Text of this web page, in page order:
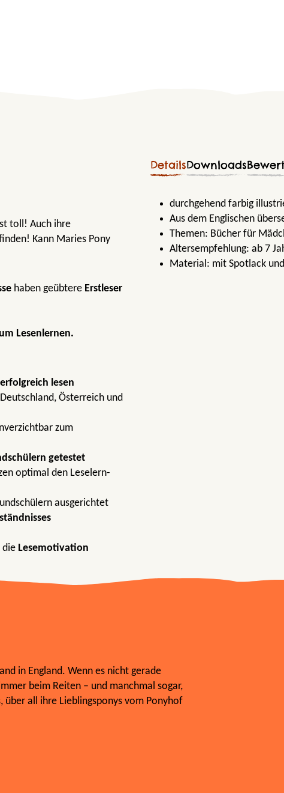
toll! Auch ihre
Kann Maries Pony
haben geübtere Erstleser
Lesenlernen.
erfolgreich lesen
Österreich und
zum
getestet
optimal den Leselern-
ausgerichtet
die Lesemotivation
DetailsDownloads
durchgehend farbig
Aus dem Englischen
Themen: Bücher für
Altersempfehlung: ab 7
Material: mit Spotlack
in England. Wenn es nicht gerade
beim Reiten – und manchmal sogar,
über all ihre Lieblingsponys vom Ponyhof